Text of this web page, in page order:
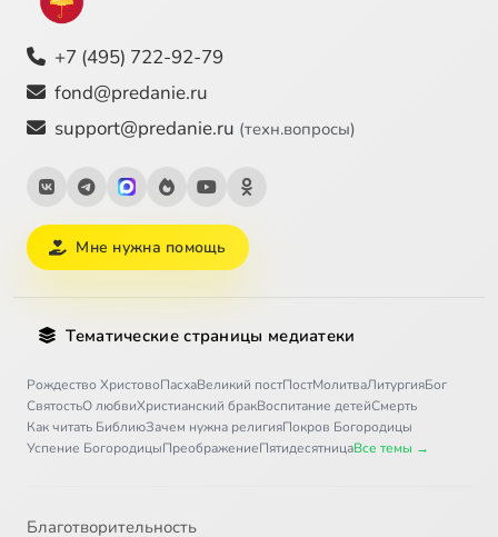
+7 (495) 722-92-79
fond@predanie.ru
support@predanie.ru (техн.вопросы)
Мне нужна помощь
Тематические страницы медиатеки
Рождество ХристовоПасхаВеликий постПостМолитваЛитургияБог
СвятостьО любвиХристианский бракВоспитание детейСмерть
Как читать БиблиюЗачем нужна религияПокров Богородицы
Успение БогородицыПреображениеПятидесятницаВсе темы →
Благотворительность